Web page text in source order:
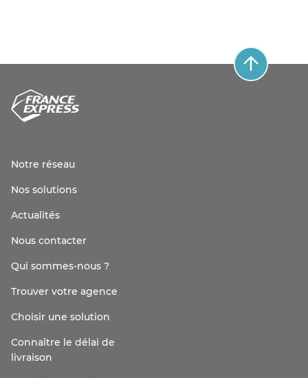
Notre réseau
Nos solutions
Actualités
Nous contacter
Qui sommes-nous ?
Trouver votre agence
Choisir une solution
Connaître le délai de
livraison